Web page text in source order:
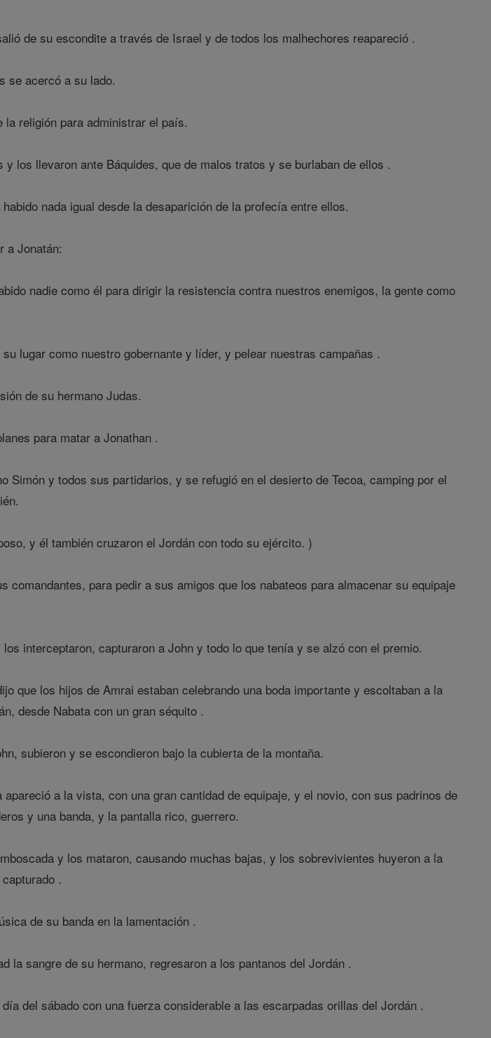
de su escondite a través de Israel y de todos los malhechores reapareció .
se acercó a su lado.
la religión para administrar el país.
los llevaron ante Báquides, que de malos tratos y se burlaban de ellos .
nada igual desde la desaparición de la profecía entre ellos.
a Jonatán:
nadie como él para dirigir la resistencia contra nuestros enemigos, la gente como
lugar como nuestro gobernante y líder, y pelear nuestras campañas .
de su hermano Judas.
para matar a Jonathan .
Simón y todos sus partidarios, y se refugió en el desierto de Tecoa, camping por el
y él también cruzaron el Jordán con todo su ejército. )
comandantes, para pedir a sus amigos que los nabateos para almacenar su equipaje
interceptaron, capturaron a John y todo lo que tenía y se alzó con el premio.
que los hijos de Amrai estaban celebrando una boda importante y escoltaban a la
desde Nabata con un gran séquito .
subieron y se escondieron bajo la cubierta de la montaña.
a la vista, con una gran cantidad de equipaje, y el novio, con sus padrinos de
y una banda, y la pantalla rico, guerrero.
y los mataron, causando muchas bajas, y los sobrevivientes huyeron a la
.
de su banda en la lamentación .
la sangre de su hermano, regresaron a los pantanos del Jordán .
del sábado con una fuerza considerable a las escarpadas orillas del Jordán .